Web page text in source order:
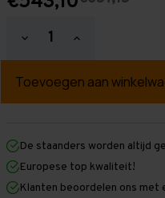
Hoeveelheid
verlagen
Grootvakstelling
mm
mm
x
600
mm
Hoeveelheid
verhogen
mm
mm
600
mm
De staanders worden altijd
Europese top kwaliteit!
Klanten beoordelen ons met